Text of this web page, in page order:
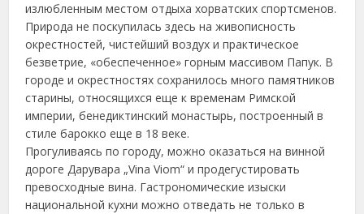
излюбленным местом отдыха хорватских спортсменов.
Природа не поскупилась здесь на живописность
окрестностей, чистейший воздух и практическое
безветрие, «обеспеченное» горным массивом Папук. В
городе и окрестностях сохранилось много памятников
старины, относящихся еще к временам Римской
империи, бенедиктинский монастырь, построенный в
стиле барокко еще в 18 веке.
Прогуливаясь по городу, можно оказаться на винной
дороге Дарувара „Vina Viom“ и продегустировать
превосходные вина. Гастрономические изыски
национальной кухни можно отведать не только в